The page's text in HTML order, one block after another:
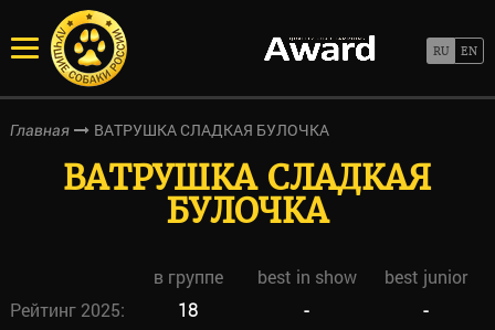
Главная ВАТРУШКА СЛАДКАЯ БУЛОЧКА
ВАТРУШКА СЛАДКАЯ
БУЛОЧКА
в группе best in show
best junior
Рейтинг 2025:
18 - -